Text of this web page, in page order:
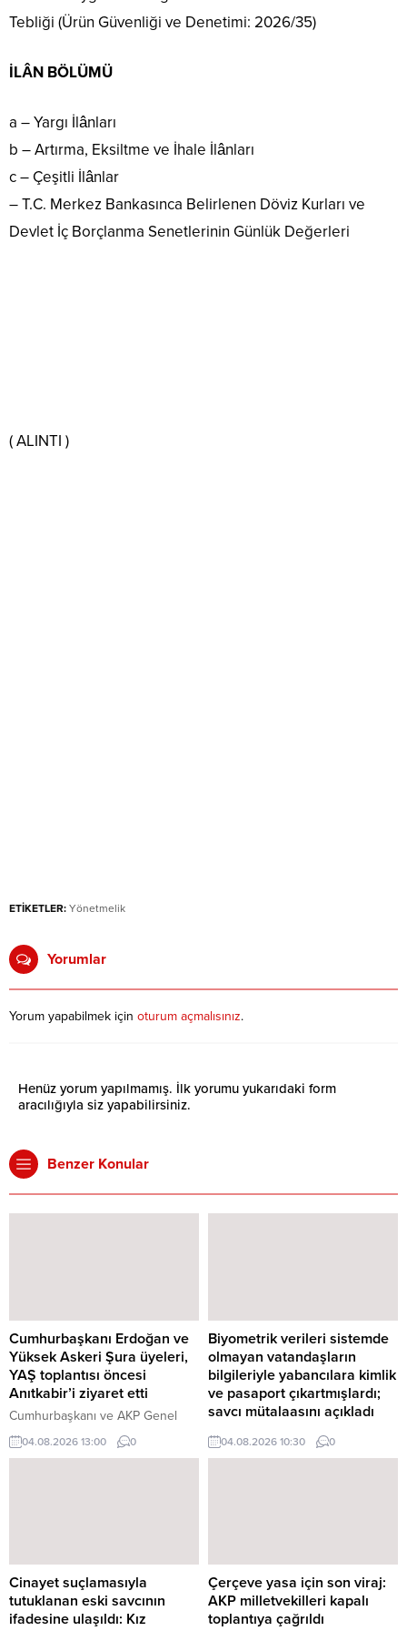
Tebliği (Ürün Güvenliği ve Denetimi: 2026/35)
İLÂN BÖLÜMÜ
a – Yargı İlânları
b – Artırma, Eksiltme ve İhale İlânları
c – Çeşitli İlânlar
– T.C. Merkez Bankasınca Belirlenen Döviz Kurları ve
Devlet İç Borçlanma Senetlerinin Günlük Değerleri
( ALINTI )
ETİKETLER: Yönetmelik
Yorumlar
Yorum yapabilmek için oturum açmalısınız.
Henüz yorum yapılmamış. İlk yorumu yukarıdaki form
aracılığıyla siz yapabilirsiniz.
Benzer Konular
Cumhurbaşkanı Erdoğan ve
Yüksek Askeri Şura üyeleri,
YAŞ toplantısı öncesi
Anıtkabir’i ziyaret etti
Cumhurbaşkanı ve AKP Genel
Başkanı Recep Tayyip Erdoğan
başkanlığındaki Yüksek Askeri
YAŞ ...
04.08.2026 13:00 0
Biyometrik verileri sistemde
olmayan vatandaşların
bilgileriyle yabancılara kimlik
ve pasaport çıkartmışlardı;
savcı mütalaasını açıkladı
Vatandaşların kimlik bilgileri
kullanılarak yabancılar adına sahte
görevlisinin resmi belgede ...
04.08.2026 10:30 0
Cinayet suçlamasıyla
tutuklanan eski savcının
ifadesine ulaşıldı: Kız
Çerçeve yasa için son viraj:
AKP milletvekilleri kapalı
toplantıya çağrıldı